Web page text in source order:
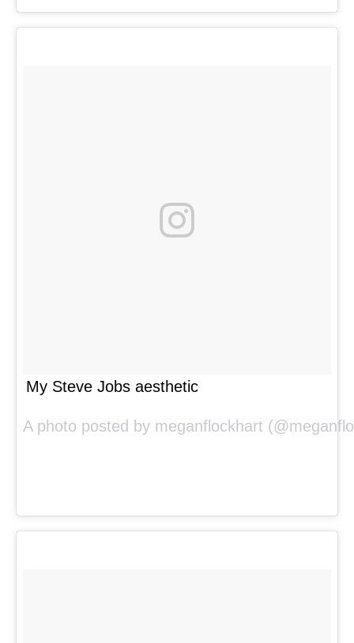
My Steve Jobs aesthetic
A photo posted by meganflockhart